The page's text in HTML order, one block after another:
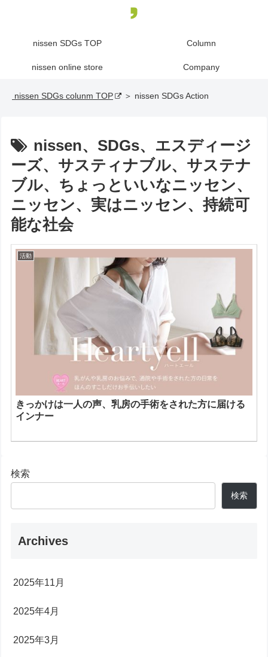
nissen SDGs TOP Column
nissen online store Company
nissen SDGs colunm TOP ＞ nissen SDGs Action
nissen、SDGs、エスディージ
ーズ、サスティナブル、サステナ
ブル、ちょっといいなニッセン、
ニッセン、実はニッセン、持続可
能な社会
活動
きっかけは一人の声、乳房の手術をされた方に届ける
インナー
検索
検索
Archives
2025年11月
2025年4月
2025年3月